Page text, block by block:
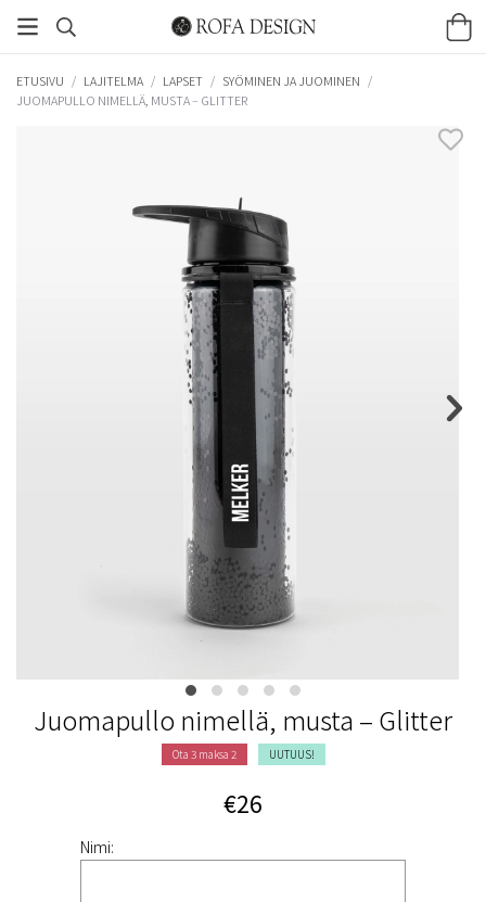
ETUSIVU / LAJITELMA / LAPSET / SYÖMINEN JA JUOMINEN /
JUOMAPULLO NIMELLÄ, MUSTA – GLITTER
Juomapullo nimellä, musta – Glitter
Ota 3 maksa 2 UUTUUS!
€26
Nimi: